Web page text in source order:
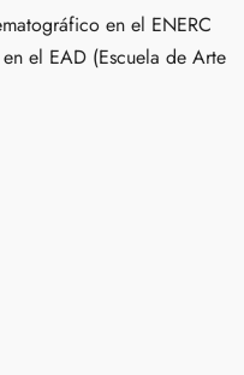
en el ENERC
el EAD (Escuela de Arte